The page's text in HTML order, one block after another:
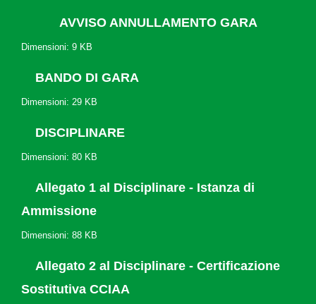
AVVISO ANNULLAMENTO GARA
Dimensioni: 9 KB
BANDO DI GARA
Dimensioni: 29 KB
DISCIPLINARE
Dimensioni: 80 KB
Allegato 1 al Disciplinare - Istanza di
Ammissione
Dimensioni: 88 KB
Allegato 2 al Disciplinare - Certificazione
Sostitutiva CCIAA